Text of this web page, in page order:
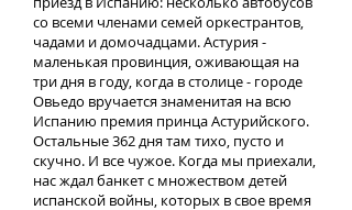
со всеми членами семей оркестрантов,
чадами и домочадцами. Астурия -
маленькая провинция, оживающая на
три дня в году, когда в столице - городе
Овьедо вручается знаменитая на всю
Испанию премия принца Астурийского.
Остальные 362 дня там тихо, пусто и
скучно. И все чужое. Когда мы приехали,
нас ждал банкет с множеством детей
испанской войны, которых в свое время